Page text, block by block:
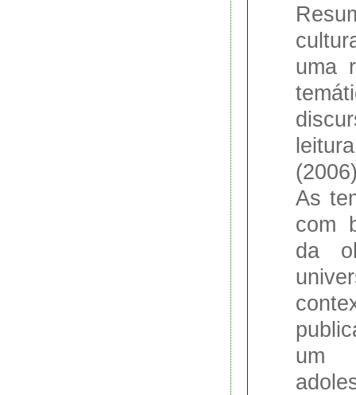
uma
As
com
da
um